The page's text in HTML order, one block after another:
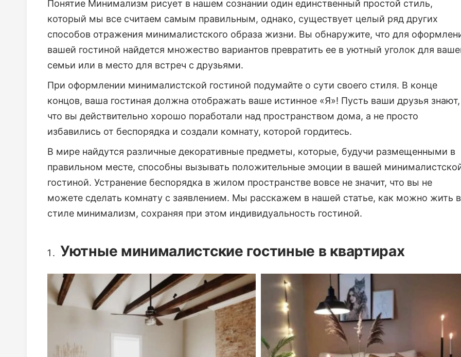
Понятие Минимализм рисует в нашем сознании один единственный простой стиль,
который мы все считаем самым правильным, однако, существует целый ряд других
способов отражения минималистского образа жизни. Вы обнаружите, что для
вашей гостиной найдется множество вариантов превратить ее в уютный уголок для
семьи или в место для встреч с друзьями.
При оформлении минималистской гостиной подумайте о сути своего стиля. В конце
концов, ваша гостиная должна отображать ваше истинное «Я»! Пусть ваши друзья знают,
что вы действительно хорошо поработали над пространством дома, а не просто
избавились от беспорядка и создали комнату, которой гордитесь.
В мире найдутся различные декоративные предметы, которые, будучи размещенными в
правильном месте, способны вызывать положительные эмоции в вашей
гостиной. Устранение беспорядка в жилом пространстве вовсе не значит, что вы не
можете сделать комнату с заявлением. Мы расскажем в нашей статье, как можно жить в
стиле минимализм, сохраняя при этом индивидуальность гостиной.
Уютные минималистские гостиные в квартирах